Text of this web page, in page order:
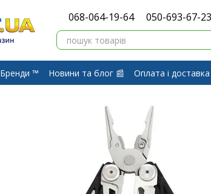
068-064-19-64 050-693-67-23
Бренди ™️ Новини та блог 📰 Оплата і
Про компанію ⭐
Договір публічної оферти